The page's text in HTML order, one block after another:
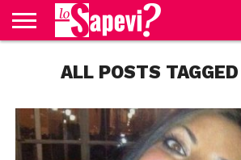
BENESSERE
GOSSIP
PRODOTTI
AMAZON
NEWS
CASA E
CUCINAALL POSTS